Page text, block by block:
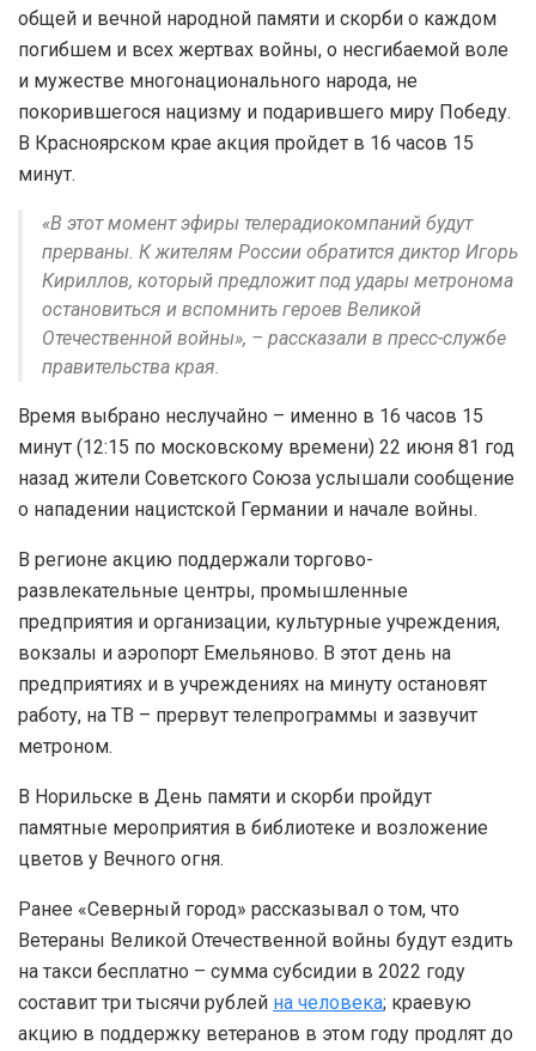
общей и вечной народной памяти и скорби о каждом
погибшем и всех жертвах войны, о несгибаемой воле
и мужестве многонационального народа, не
покорившегося нацизму и подарившего миру Победу.
В Красноярском крае акция пройдет в 16 часов 15
минут.
«В этот момент эфиры телерадиокомпаний будут
прерваны. К жителям России обратится диктор Игорь
Кириллов, который предложит под удары метронома
остановиться и вспомнить героев Великой
Отечественной войны», – рассказали в пресс-службе
правительства края.
Время выбрано неслучайно – именно в 16 часов 15
минут (12:15 по московскому времени) 22 июня 81 год
назад жители Советского Союза услышали сообщение
о нападении нацистской Германии и начале войны.
В регионе акцию поддержали торгово-
развлекательные центры, промышленные
предприятия и организации, культурные учреждения,
вокзалы и аэропорт Емельяново. В этот день на
предприятиях и в учреждениях на минуту остановят
работу, на ТВ – прервут телепрограммы и зазвучит
метроном.
В Норильске в День памяти и скорби пройдут
памятные мероприятия в библиотеке и возложение
цветов у Вечного огня.
Ранее «Северный город» рассказывал о том, что
Ветераны Великой Отечественной войны будут ездить
на такси бесплатно – сумма субсидии в 2022 году
составит три тысячи рублей на человека; краевую
акцию в поддержку ветеранов в этом году продлят до